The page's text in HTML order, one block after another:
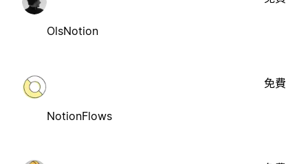
OlsNotion
NotionFlows
免費